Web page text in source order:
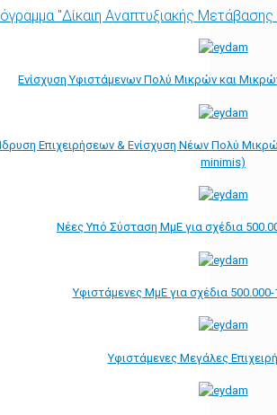
"Δίκαιη Αναπτυξιακής
Ενίσχυση Υφιστάμενων Πολύ Μικρών και
Επιχειρήσεων & Ενίσχυση Νέων Πολύ
minimis)
Νέες Υπό Σύσταση ΜμΕ για σχέδια
Υφιστάμενες ΜμΕ για σχέδια
Υφιστάμενες Μεγάλες